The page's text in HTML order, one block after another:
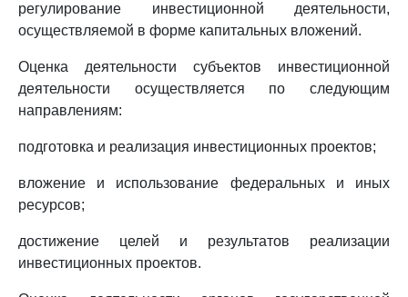
регулирование инвестиционной деятельности,
осуществляемой в форме капитальных вложений.
Оценка деятельности субъектов инвестиционной
деятельности осуществляется по следующим
направлениям:
подготовка и реализация инвестиционных проектов;
вложение и использование федеральных и иных
ресурсов;
достижение целей и результатов реализации
инвестиционных проектов.